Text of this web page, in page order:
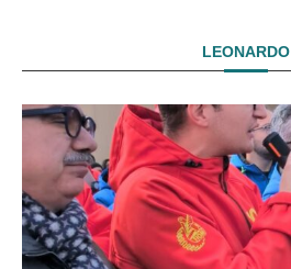
LEONARDO